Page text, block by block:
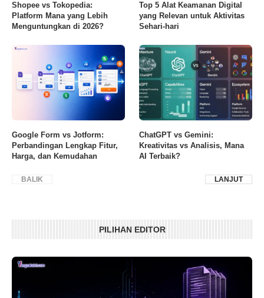
Shopee vs Tokopedia:
Platform Mana yang Lebih
Menguntungkan di 2026?
Top 5 Alat Keamanan Digital
yang Relevan untuk Aktivitas
Sehari-hari
Google Form vs Jotform:
Perbandingan Lengkap Fitur,
Harga, dan Kemudahan
ChatGPT vs Gemini:
Kreativitas vs Analisis, Mana
AI Terbaik?
BALIK LANJUT
PILIHAN EDITOR